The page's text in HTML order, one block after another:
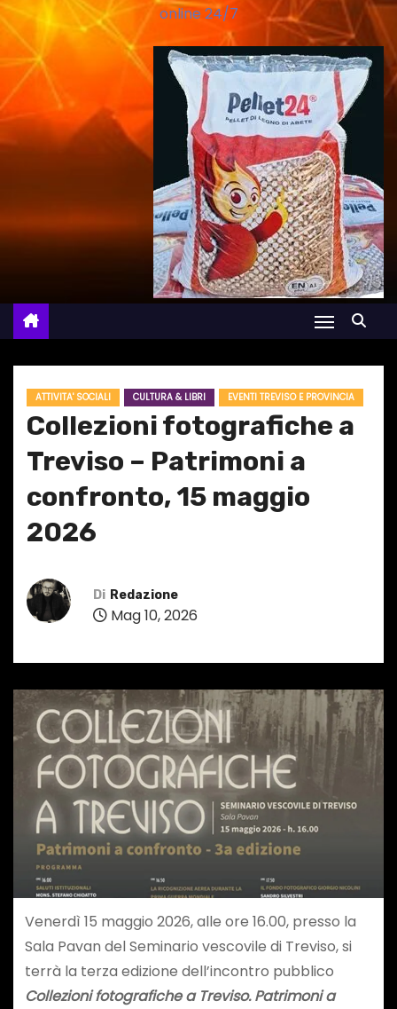
online 24/7
ATTIVITA' SOCIALI CULTURA & LIBRI EVENTI TREVISO E PROVINCIA
Collezioni fotografiche a
Treviso – Patrimoni a
confronto, 15 maggio
2026
Di Redazione
Mag 10, 2026
Venerdì 15 maggio 2026, alle ore 16.00, presso la
Sala Pavan del Seminario vescovile di Treviso, si
terrà la terza edizione dell’incontro pubblico
Collezioni fotografiche a Treviso. Patrimoni a